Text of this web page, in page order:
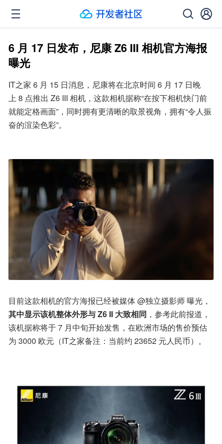
6 月 17 日发布，尼康 Z6 III 相机官方海报
曝光
IT之家 6 月 15 日消息，尼康将在北京时间 6 月 17 日晚
上 8 点推出 Z6 III 相机，这款相机据称“在按下相机快门前
就能定格画面”，同时拥有更清晰的取景视角，拥有“令人振
奋的渲染色彩”。
目前这款相机的官方海报已经被媒体 @独立摄影师 曝光，
其中显示该机整体外形与 Z6 II 大致相同 ，参考此前报道，
该机据称将于 7 月中旬开始发售，在欧洲市场的售价预估
为 3000 欧元（IT之家备注：当前约 23652 元人民币）。